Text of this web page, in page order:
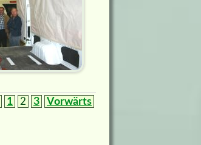
1 2 3 Vorwärts